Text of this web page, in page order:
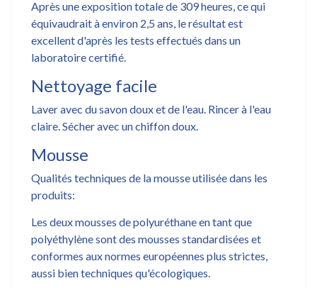
Après une exposition totale de 309 heures, ce qui
équivaudrait à environ 2,5 ans, le résultat est
excellent d'après les tests effectués dans un
laboratoire certifié.
Nettoyage facile
Laver avec du savon doux et de l'eau. Rincer à l'eau
claire. Sécher avec un chiffon doux.
Mousse
Qualités techniques de la mousse utilisée dans les
produits:
Les deux mousses de polyuréthane en tant que
polyéthylène sont des mousses standardisées et
conformes aux normes européennes plus strictes,
aussi bien techniques qu'écologiques.